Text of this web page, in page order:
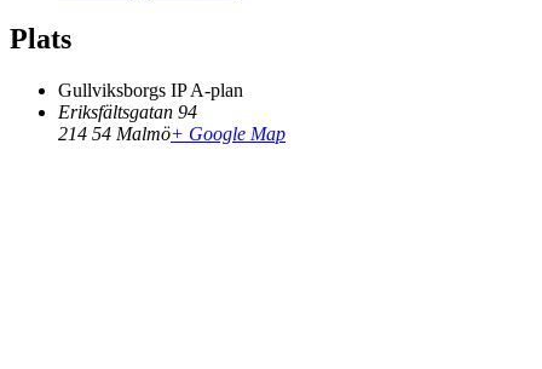
Plats
Gullviksborgs IP A-plan
Eriksfältsgatan 94
214 54 Malmö+ Google Map